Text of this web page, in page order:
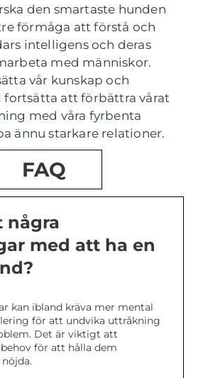
den smartaste hunden
förmåga att förstå och
intelligens och deras
med människor.
vår kunskap och
fortsätta att förbättra vårat
med våra fyrbenta
ännu starkare relationer.
FAQ
några
med att ha en
kan ibland kräva mer mental
för att undvika uttråkning
Det är viktigt att
för att hålla dem